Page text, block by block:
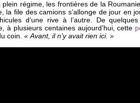
régime, les frontières de la
la file des camions s’allonge de jour en
d’une rive à l’autre. De
à plusieurs centaines aujourd’hui, cette
coin. « Avant, il n’y avait rien ici. »